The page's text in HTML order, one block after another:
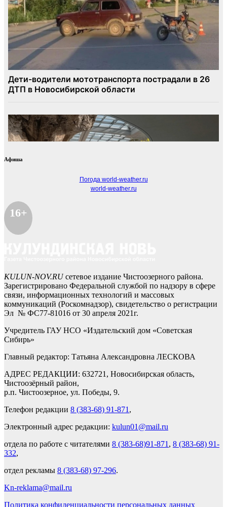
Афиша
Погода world-weather.ru
world-weather.ru
16+
KULUN-NOV.RUсетевое издание Чистоозерного района.
Зарегистрировано Федеральной службой по надзору в сфере
связи, информационных технологий и массовых
коммуникаций (Роскомнадзор), свидетельство о регистрации
Эл № ФС77-81016 от 30 апреля 2021г.
Учредитель ГАУ НСО «Издательский дом «Советская
Сибирь»
Главный редактор: Татьяна Александровна ЛЕСКОВА
АДРЕС РЕДАКЦИИ: 632721, Новосибирская область,
Чистоозёрный район,
р.п. Чистоозерное, ул. Победы, 9.
Телефон редакции 8 (383-68) 91-871 ,
Электронный адрес редакции: kulun01@mail.ru
отдела по работе с читателями 8 (383-68)91-871 , 8 (383-68) 91-
332,
отдел рекламы 8 (383-68) 97-296.
Kn-reklama@mail.ru
Политика конфиденциальности персональных данных